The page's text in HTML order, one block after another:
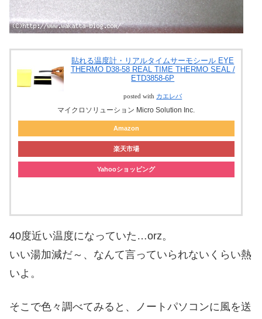
貼れる温度計・リアルタイムサーモシール EYE
THERMO D38-58 REAL TIME THERMO SEAL /
ETD3858-6P
posted with カエレバ
マイクロソリューション Micro Solution Inc.
Amazon
楽天市場
Yahooショッピング
40度近い温度になっていた…orz。
いい湯加減だ～、なんて言っていられないくらい熱
いよ。
そこで色々調べてみると、ノートパソコンに風を送